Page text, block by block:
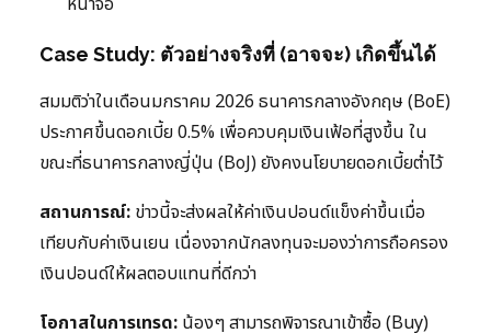
Case Study: ตัวอย่างจริงที่ (อาจจะ) เกิดขึ้นได้
สมมติว่าในเดือนมกราคม 2026 ธนาคารกลางอังกฤษ (BoE)
ประกาศขึ้นดอกเบี้ย 0.5% เพื่อควบคุมเงินเฟ้อที่สูงขึ้น ใน
ขณะที่ธนาคารกลางญี่ปุ่น (BoJ) ยังคงนโยบายดอกเบี้ยต่ำไว้
สถานการณ์: ข่าวนี้จะส่งผลให้ค่าเงินปอนด์แข็งค่าขึ้นเมื่อ
เทียบกับค่าเงินเยน เนื่องจากนักลงทุนจะมองว่าการถือครอง
เงินปอนด์ให้ผลตอบแทนที่ดีกว่า
โอกาสในการเทรด: น้องๆ สามารถพิจารณาเข้าซื้อ (Buy)